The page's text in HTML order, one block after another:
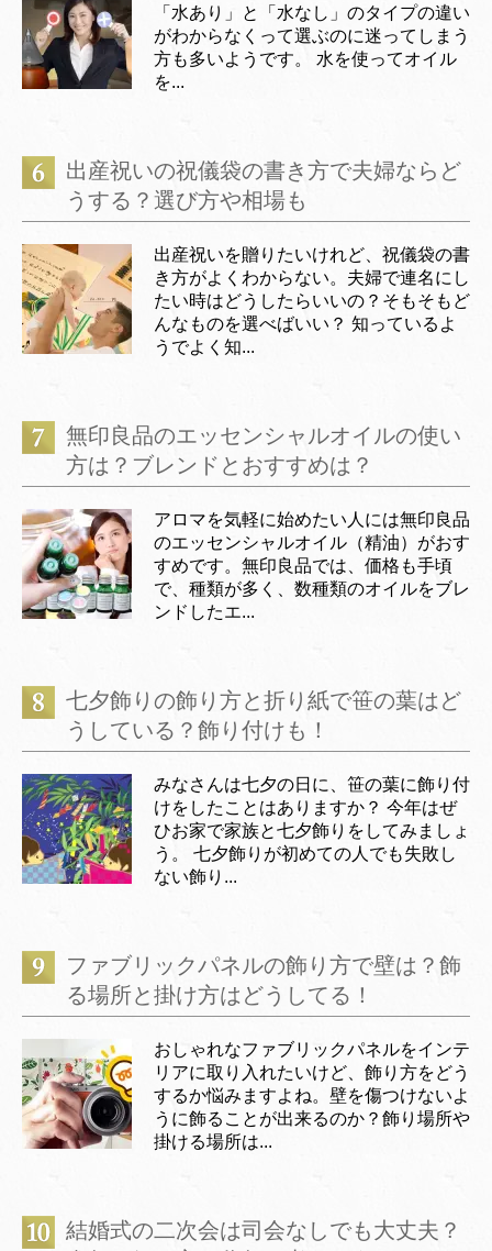
「水あり」と「水なし」のタイプの違い
がわからなくって選ぶのに迷ってしまう
方も多いようです。 水を使ってオイル
を...
出産祝いの祝儀袋の書き方で夫婦ならど
うする？選び方や相場も
出産祝いを贈りたいけれど、祝儀袋の書
き方がよくわからない。夫婦で連名にし
たい時はどうしたらいいの？そもそもど
んなものを選べばいい？ 知っているよ
うでよく知...
無印良品のエッセンシャルオイルの使い
方は？ブレンドとおすすめは？
アロマを気軽に始めたい人には無印良品
のエッセンシャルオイル（精油）がおす
すめです。無印良品では、価格も手頃
で、種類が多く、数種類のオイルをブレ
ンドしたエ...
七夕飾りの飾り方と折り紙で笹の葉はど
うしている？飾り付けも！
みなさんは七夕の日に、笹の葉に飾り付
けをしたことはありますか？ 今年はぜ
ひお家で家族と七夕飾りをしてみましょ
う。 七夕飾りが初めての人でも失敗し
ない飾り...
ファブリックパネルの飾り方で壁は？飾
る場所と掛け方はどうしてる！
おしゃれなファブリックパネルをインテ
リアに取り入れたいけど、飾り方をどう
するか悩みますよね。壁を傷つけないよ
うに飾ることが出来るのか？飾り場所や
掛ける場所は...
結婚式の二次会は司会なしでも大丈夫？